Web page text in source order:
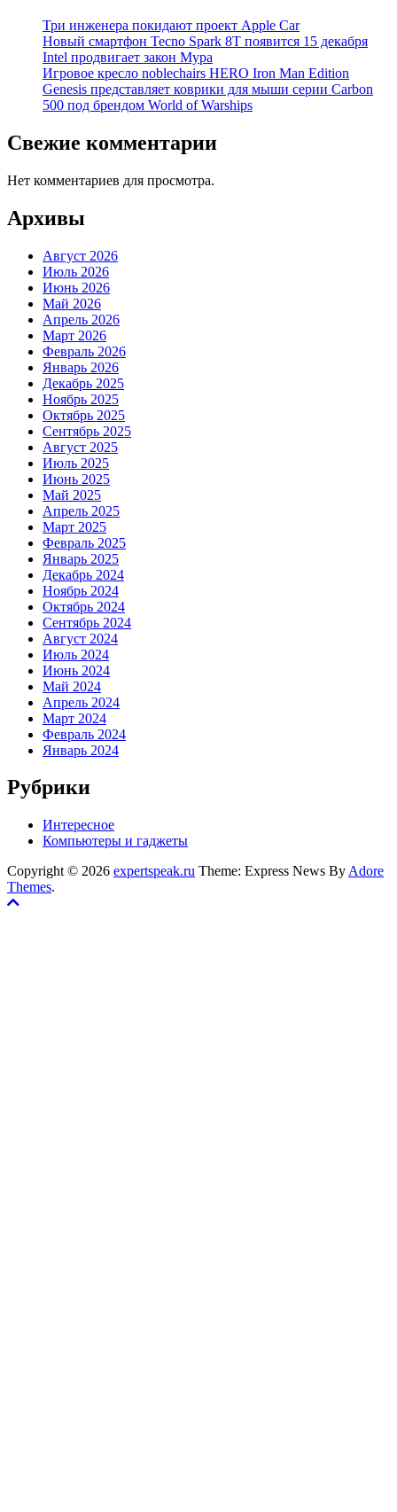
Три инженера покидают проект Apple Car
Новый смартфон Tecno Spark 8T появится 15 декабря
Intel продвигает закон Мура
Игровое кресло noblechairs HERO Iron Man Edition
Genesis представляет коврики для мыши серии Carbon
500 под брендом World of Warships
Свежие комментарии
Нет комментариев для просмотра.
Архивы
Август 2026
Июль 2026
Июнь 2026
Май 2026
Апрель 2026
Март 2026
Февраль 2026
Январь 2026
Декабрь 2025
Ноябрь 2025
Октябрь 2025
Сентябрь 2025
Август 2025
Июль 2025
Июнь 2025
Май 2025
Апрель 2025
Март 2025
Февраль 2025
Январь 2025
Декабрь 2024
Ноябрь 2024
Октябрь 2024
Сентябрь 2024
Август 2024
Июль 2024
Июнь 2024
Май 2024
Апрель 2024
Март 2024
Февраль 2024
Январь 2024
Рубрики
Интересное
Компьютеры и гаджеты
Copyright © 2026 expertspeak.ru Theme: Express News By Adore
Themes.